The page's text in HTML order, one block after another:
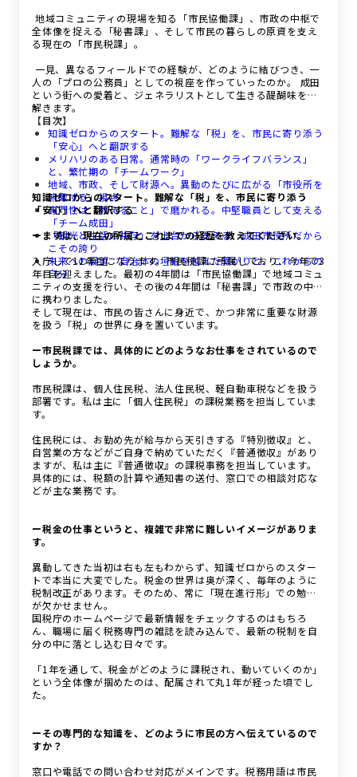
地域コミュニティの現場を知る「市民協働課」、市政の中枢で
全体像を捉える「秘書課」、そして市民の暮らしの原資を支え
る現在の「市民税課」。
一見、異なるフィールドでの経験が、どのように結びつき、一
人の「プロの公務員」としての視座を作っていったのか。 成田
という街への愛着と、ジェネラリストとして生きる醍醐味を紐
解きます。
【目次】
知識ゼロからのスタート。難解な「税」を、市民に寄り添う
「安心」へと翻訳する
メリハリのある日常。通常時の「ワークライフバランス」
と、繁忙期の「チームワーク」
地域、市政、そして財源へ。異動のたびに広がる「市役所を
俯瞰する」視点
専門性は「教えること」で磨かれる。中堅職員として支える
「チーム成田」
「観光と生活の共存」を土台から支える、成田市役所だから
こその誇り
未来への展望：自治体の垣根を越えた繋がりと、これからの
自分
知識ゼロからのスタート。難解な「税」を、市民に寄り添う
「安心」へと翻訳する
ーまずは、現在の所属とこれまでの経歴を教えてください。
入庁して11年目になります。市民税課に所属しており、今年で3
年目を迎えました。最初の4年間は「市民協働課」で地域コミュ
ニティの支援を行い、その後の4年間は「秘書課」で市政の中枢
に携わりました。
そして現在は、市民の皆さんに身近で、かつ非常に重要な財源
を扱う「税」の世界に身を置いています。
ー市民税課では、具体的にどのようなお仕事をされているので
しょうか。
市民税課は、個人住民税、法人住民税、軽自動車税などを扱う
部署です。私は主に「個人住民税」の課税業務を担当していま
す。
住民税には、お勤め先が給与から天引きする『特別徴収』と、
自営業の方などがご自身で納めていただく『普通徴収』があり
ますが、私は主に『普通徴収』の課税事務を担当しています。
具体的には、税額の計算や通知書の送付、窓口での相談対応な
どが主な業務です。
ー税金の仕事というと、複雑で非常に難しいイメージがありま
す。
異動してきた当初は右も左もわからず、知識ゼロからのスター
トで本当に大変でした。税金の世界は奥が深く、毎年のように
税制改正があります。そのため、常に「現在進行形」での勉強
が欠かせません。
国税庁のホームページで最新情報をチェックするのはもちろ
ん、職場に届く税務専門の雑誌を読み込んで、最新の税制を自
分の中に落とし込む日々です。
「1年を通して、税金がどのように課税され、動いていくのか」
という全体像が掴めたのは、配属されて丸1年が経った頃でし
た。
ーその専門的な知識を、どのように市民の方へ伝えているので
すか？
窓口や電話での問い合わせ対応がメインです。税務用語は市民